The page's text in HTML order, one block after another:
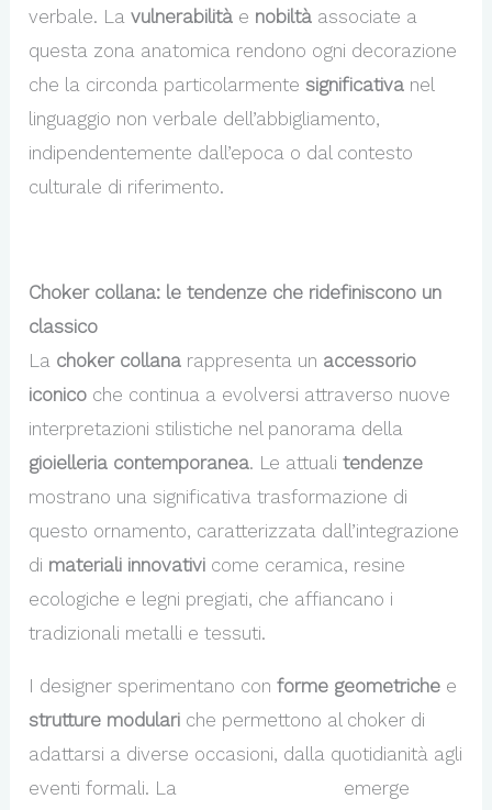
verbale. Lavulnerabilità e nobiltà associate a
questa zona anatomica rendono ogni decorazione
che la circonda particolarmentesignificativa nel
linguaggio non verbale dell’abbigliamento,
indipendentemente dall’epoca o dal contesto
culturale di riferimento.
Choker collana: le tendenze che ridefiniscono un
classico
La choker collana rappresenta un accessorio
iconico che continua a evolversi attraverso nuove
interpretazioni stilistiche nel panorama della
gioielleria contemporanea. Le attualitendenze
mostrano una significativa trasformazione di
questo ornamento, caratterizzata dall’integrazione
di materiali innovativi come ceramica, resine
ecologiche e legni pregiati, che affiancano i
tradizionali metalli e tessuti.
I designer sperimentano conforme geometriche e
strutture modulari che permettono al choker di
adattarsi a diverse occasioni, dalla quotidianità agli
eventi formali. La
emerge